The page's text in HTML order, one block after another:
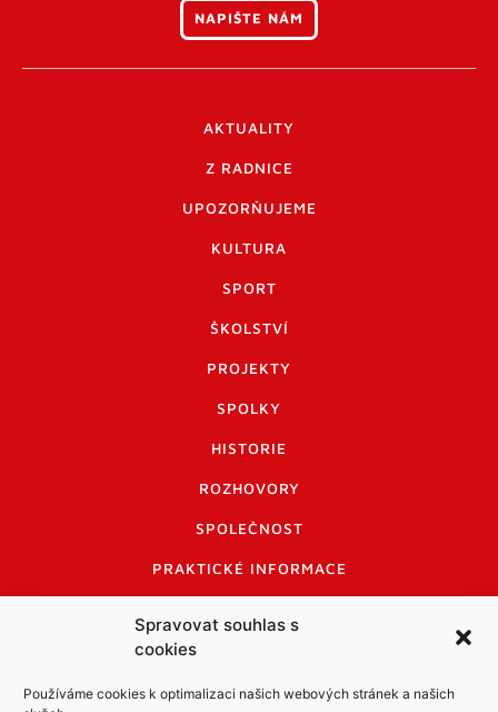
Spravovat souhlas s
cookies
Používáme cookies k optimalizaci našich webových stránek a našich
NAPIŠTE NÁM
AKTUALITY
Z RADNICE
UPOZORŇUJEME
KULTURA
SPORT
ŠKOLSTVÍ
PROJEKTY
SPOLKY
HISTORIE
ROZHOVORY
SPOLEČNOST
PRAKTICKÉ INFORMACE
INFORMACE A KODEX DISKUTUJÍCÍCH
LOGO A LOGO MANUÁL